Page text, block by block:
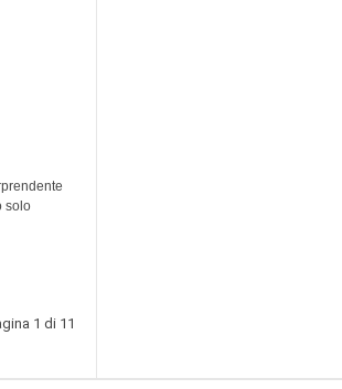
solo
1 di 11